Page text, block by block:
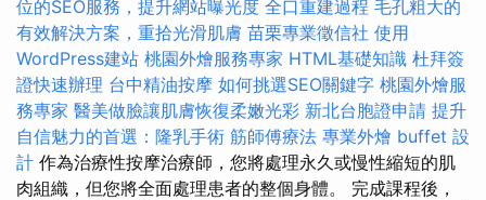
位的SEO服務，提升網站曝光度 全口重建過程 毛孔粗大的
有效解決方案，重拾光滑肌膚 苗栗專業徵信社 使用
WordPress建站 桃園外燴服務專家 HTML基礎知識 杜拜簽
證快速辦理 台中精油按摩 如何挑選SEO關鍵字 桃園外燴服
務專家 醫美做臉讓肌膚恢復柔嫩光彩 新北台胞證申請 提升
自信魅力的首選：隆乳手術 筋師傅療法 專業外燴 buffet 設
計 作為治療性按摩治療師，您將處理永久或慢性縮短的肌
肉組織，但您將全面處理患者的整個身體。 完成課程後，